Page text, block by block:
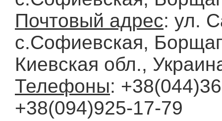
Почтовый адрес: ул.
с.Софиевская,
Киевская обл.,
Телефоны:
+38(094)925-17-79